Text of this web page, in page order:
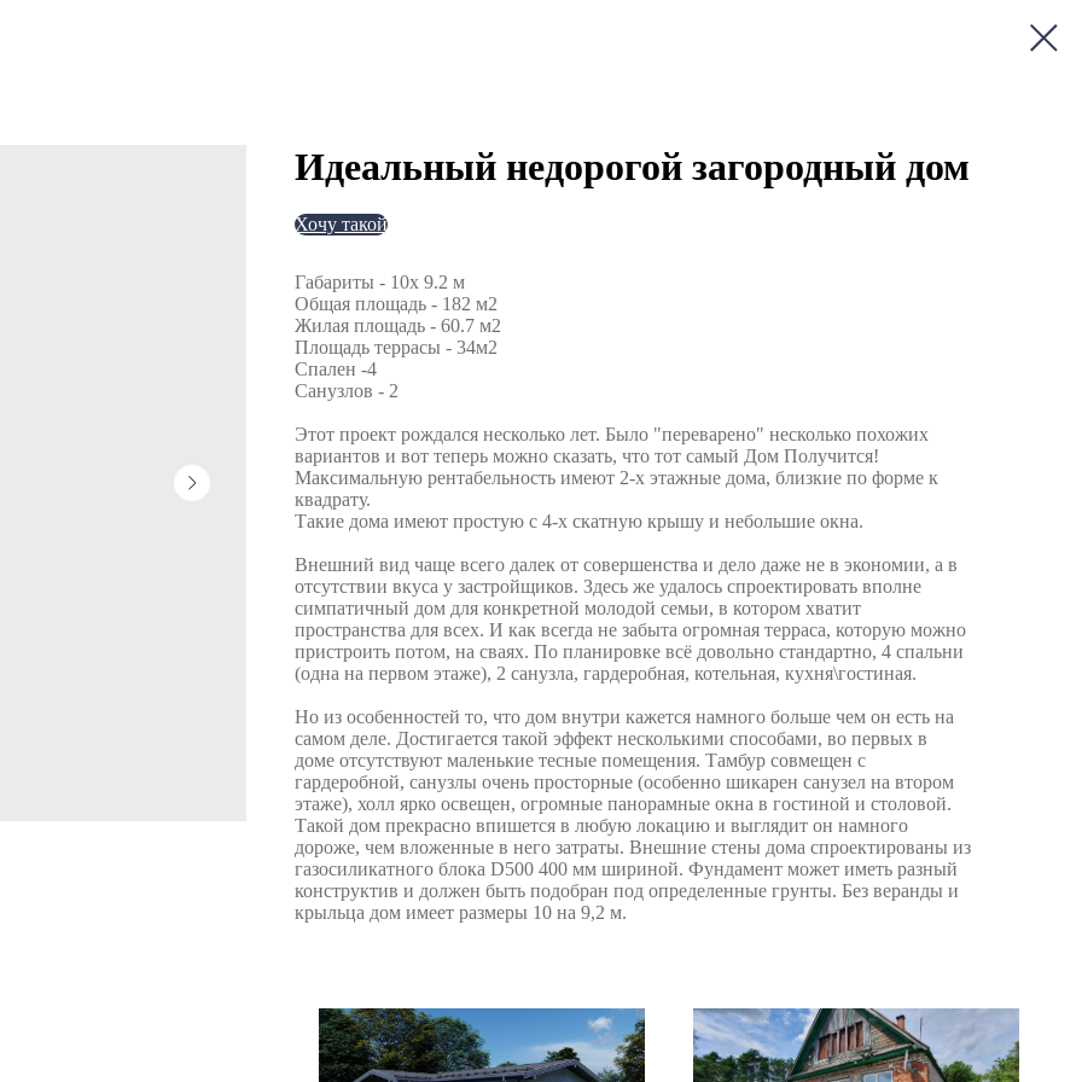
Идеальный недорогой загородный дом
Хочу такой
Габариты - 10x 9.2 м
Общая площадь - 182 м2
Жилая площадь - 60.7 м2
Площадь террасы - 34м2
Спален -4
Санузлов - 2
Этот проект рождался несколько лет. Было "переварено" несколько похожих
вариантов и вот теперь можно сказать, что тот самый Дом Получится!
Максимальную рентабельность имеют 2-х этажные дома, близкие по форме к
квадрату.
Такие дома имеют простую с 4-х скатную крышу и небольшие окна.
Внешний вид чаще всего далек от совершенства и дело даже не в экономии, а в
отсутствии вкуса у застройщиков. Здесь же удалось спроектировать вполне
симпатичный дом для конкретной молодой семьи, в котором хватит
пространства для всех. И как всегда не забыта огромная терраса, которую можно
пристроить потом, на сваях. По планировке всё довольно стандартно, 4 спальни
(одна на первом этаже), 2 санузла, гардеробная, котельная, кухня\гостиная.
Но из особенностей то, что дом внутри кажется намного больше чем он есть на
самом деле. Достигается такой эффект несколькими способами, во первых в
доме отсутствуют маленькие тесные помещения. Тамбур совмещен с
гардеробной, санузлы очень просторные (особенно шикарен санузел на втором
этаже), холл ярко освещен, огромные панорамные окна в гостиной и столовой.
Такой дом прекрасно впишется в любую локацию и выглядит он намного
дороже, чем вложенные в него затраты. Внешние стены дома спроектированы из
газосиликатного блока D500 400 мм шириной. Фундамент может иметь разный
конструктив и должен быть подобран под определенные грунты. Без веранды и
крыльца дом имеет размеры 10 на 9,2 м.